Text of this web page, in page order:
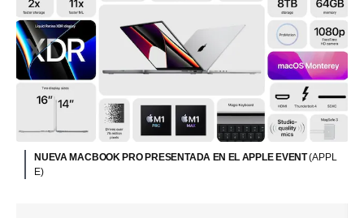
NUEVA MACBOOK PRO PRESENTADA EN EL APPLE EVENT(APPL
E)